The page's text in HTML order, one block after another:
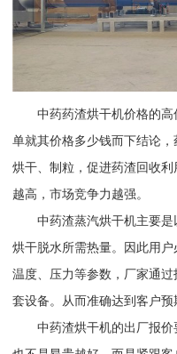
中药药渣烘干机价格的高
单就其价格多少钱而下结论，
烘干、制粒，促进药渣回收
越高，市场竞争力越强。
中药渣蒸汽烘干机主要是
烘干脱水所需热量。因此用
温度、压力等参数，厂家通
套设备。从而准确达到客户预
中药渣烘干机的出厂报价